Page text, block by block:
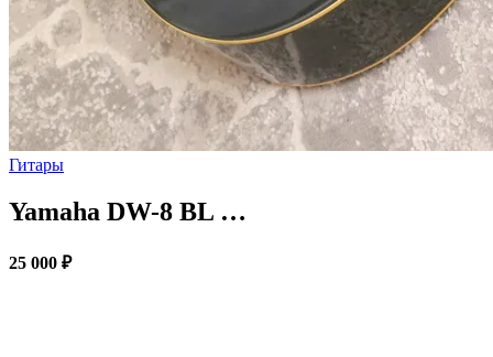
Гитары
Yamaha DW-8 BL …
25 000 ₽